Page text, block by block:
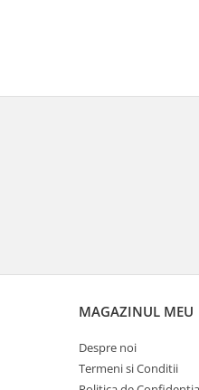
MAGAZINUL MEU
Despre noi
Termeni si Conditii